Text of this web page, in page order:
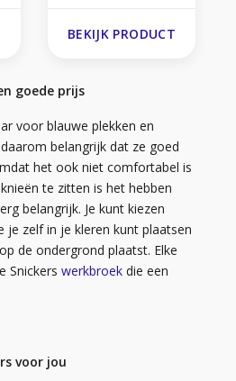
BEKIJK PRODUCT
goede prijs
voor blauwe plekken en
belangrijk dat ze goed
het ook niet comfortabel is
te zitten is het hebben
belangrijk. Je kunt kiezen
je zelf in je kleren kunt plaatsen
de ondergrond plaatst. Elke
Snickers werkbroek die een
voor jou